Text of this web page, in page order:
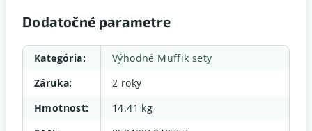
Dodatočné parametre
Kategória:
Výhodné Muffik sety
Záruka:
2 roky
Hmotnosť:
14.41 kg